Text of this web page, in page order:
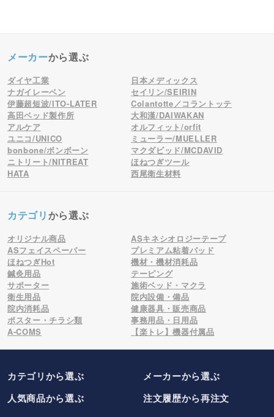
メーカーから選ぶ
ダイヤ工業
日本メディックス
ナガイレーベン
セイリン/SEIRIN
伊藤超短波/ITO-LATER
Colantotte／コラントッテ
高田ベッド製作所
大和漢/DAIWAKAN
アルケア
オルフィット/orfit
ユニコ/UNICO
ミューラー/MUELLER
bonbone/ボンボーン
マクダビッド/MCDAVID
ニトリート/NITREAT
ほねつぎツール
HATA
西尾衛生材料
カテゴリから選ぶ
オリジナル商品
ASキネシオロジーテープ
ASフェイスペーパー
プレミアム粘着パッド
ほねつぎHot
機材・機材消耗品
鍼灸用品
テーピング
サポーター
施術ベッド・マクラ
衛生用品
院内設備・備品
院内消耗品
健康器具・販売商品
ポスター・チラシ類
事務用品・日用品
A-COMS
【楽トレ】機器付属品
カテゴリから選ぶ メーカーから選ぶ
人気商品から選ぶ
注文履歴から再注文